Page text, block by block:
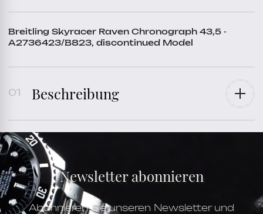
Breitling Skyracer Raven Chronograph 43,5 -
A2736423/B823, discontinued Model
Beschreibung
Baujahr
2022
Lieferumfang
Box, Papiere
Zustand
Geschlecht
Armband
Armbandfarbe
Schließe
Dornschließe
Material Schließe
Bandanstoß
Gehäuse
Stahl
Newsletter abonnieren
Abonnieren Sie unseren Newsletter und